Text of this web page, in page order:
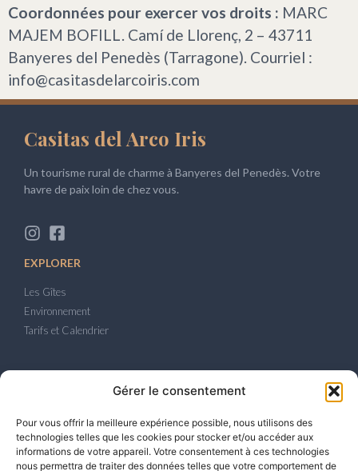
Gérer le consentement
Pour vous offrir la meilleure expérience possible, nous utilisons des
technologies telles que les cookies pour stocker et/ou accéder aux
informations de votre appareil. Votre consentement à ces technologies
nous permettra de traiter des données telles que votre comportement de
Coordonnées pour exercer vos droits : MARC
MAJEM BOFILL. Camí de Llorenç, 2 – 43711
Banyeres del Penedès (Tarragone). Courriel :
info@casitasdelarcoiris.com
Casitas del Arco Iris
Un tourisme rural de charme à Banyeres del Penedès. Votre
havre de paix loin de chez vous.
EXPLORER
Les Gîtes
Environnement
Tarifs et Calendrier
Politique de Cookies
Avis juridique